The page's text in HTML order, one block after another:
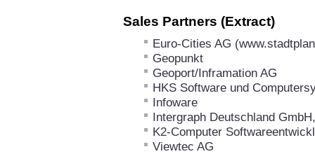
Sales Partners (Extract)
Euro-Cities AG
Geopunkt
Geoport/Inframation AG
HKS Software und
Infoware
Intergraph Deutschland
K2-Computer
Viewtec AG